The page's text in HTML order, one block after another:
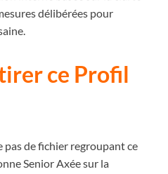
délibérées pour
ce Profil
pas de fichier regroupant ce
Senior Axée sur la